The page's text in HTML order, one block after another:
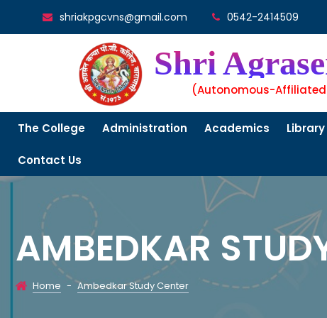
shriakpgcvns@gmail.com 0542-2414509
Shri
(Autonomous-
The College Administration Academics Library
Contact Us
AMBEDKAR
Home - Ambedkar Study Center